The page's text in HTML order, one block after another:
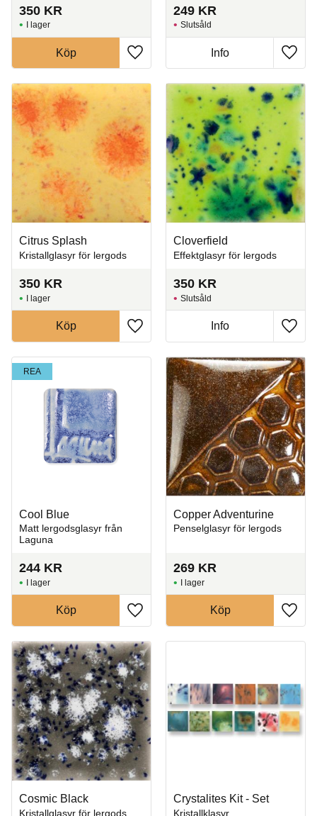
350 KR
Lägg till i favoriter
I lager
Köp
249 KR
Lägg
Slutsåld
Info
Citrus Splash
Kristallglasyr för lergods
350 KR
Lägg till i favoriter
I lager
Köp
Cloverfield
Effektglasyr för lergods
350 KR
Lägg
Slutsåld
Info
Cool Blue
Matt lergodsglasyr från
Laguna
244 KR
REA
Lägg till i favoriter
I lager
Köp
Copper Adventurine
Penselglasyr för lergods
269 KR
Lägg
I lager
Köp
Cosmic Black
Kristallglasyr för lergods
Crystalites Kit - Set
Kristallklasyr